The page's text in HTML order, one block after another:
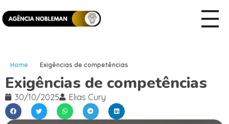
Home Exigências de competências
Exigências de competências
30/10/2025 Elias Cury